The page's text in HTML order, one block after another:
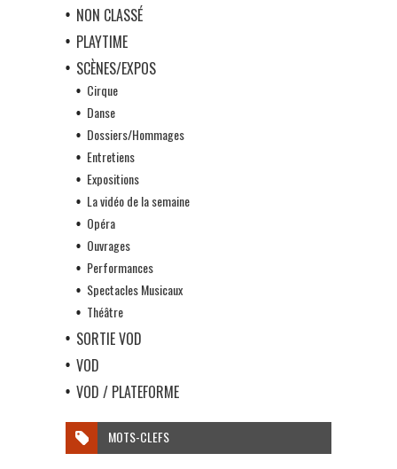
NON CLASSÉ
PLAYTIME
SCÈNES/EXPOS
Cirque
Danse
Dossiers/Hommages
Entretiens
Expositions
La vidéo de la semaine
Opéra
Ouvrages
Performances
Spectacles Musicaux
Théâtre
SORTIE VOD
VOD
VOD / PLATEFORME
MOTS-CLEFS